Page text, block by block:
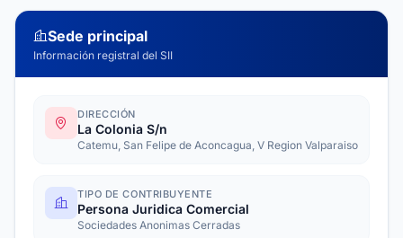
Sede principal
Información registral del SII
DIRECCIÓN
La Colonia S/n
Catemu, San Felipe de Aconcagua, V Region Valparaiso
TIPO DE CONTRIBUYENTE
Persona Juridica Comercial
Sociedades Anonimas Cerradas